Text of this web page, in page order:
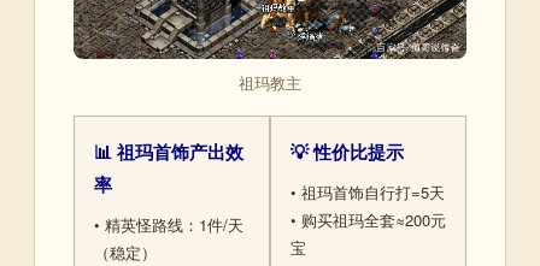
祖玛教主
📊 祖玛首饰产出效
率
• 精英怪路线：1件/天
（稳定）
💡 性价比提示
• 祖玛首饰自行打=5天
• 购买祖玛全套≈200元
宝